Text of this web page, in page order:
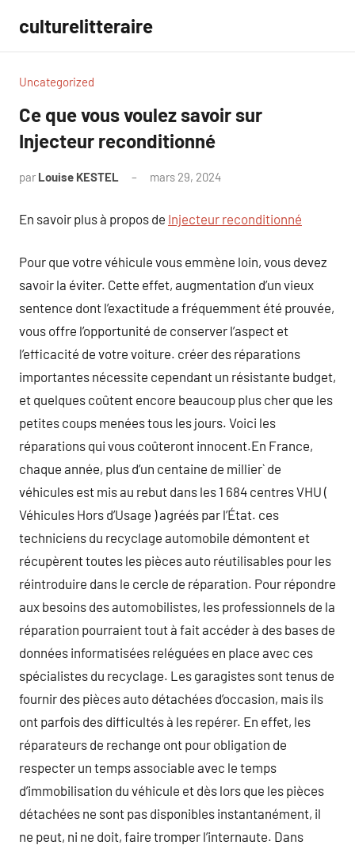
contenu
culturelitteraire
Uncategorized
Ce que vous voulez savoir sur
Injecteur reconditionné
par Louise KESTEL mars 29, 2024
En savoir plus à propos de Injecteur reconditionné
Pour que votre véhicule vous emmène loin, vous devez
savoir la éviter. Cette effet, augmentation d’un vieux
sentence dont l’exactitude a fréquemment été prouvée,
vous offre l’opportunité de conserver l’aspect et
l’efficacité de votre voiture. créer des réparations
importantes nécessite cependant un résistante budget,
et quelques coûtent encore beaucoup plus cher que les
petites coups menées tous les jours. Voici les
réparations qui vous coûteront innocent.En France,
chaque année, plus d’un centaine de millier` de
véhicules est mis au rebut dans les 1 684 centres VHU (
Véhicules Hors d’Usage ) agréés par l’État. ces
techniciens du recyclage automobile démontent et
récupèrent toutes les pièces auto réutilisables pour les
réintroduire dans le cercle de réparation. Pour répondre
aux besoins des automobilistes, les professionnels de la
réparation pourraient tout à fait accéder à des bases de
données informatisées reléguées en place avec ces
spécialistes du recyclage. Les garagistes sont tenus de
fournir des pièces auto détachées d’occasion, mais ils
ont parfois des difficultés à les repérer. En effet, les
réparateurs de rechange ont pour obligation de
respecter un temps associable avec le temps
d’immobilisation du véhicule et dès lors que les pièces
détachées ne sont pas disponibles instantanément, il
ne peut, ni ne doit, faire tromper l’internaute. Dans